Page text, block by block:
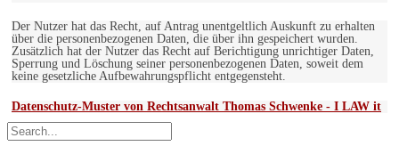
Der Nutzer hat das Recht, auf Antrag unentgeltlich Auskunft zu erhalten
über die personenbezogenen Daten, die über ihn gespeichert wurden.
Zusätzlich hat der Nutzer das Recht auf Berichtigung unrichtiger Daten,
Sperrung und Löschung seiner personenbezogenen Daten, soweit dem
keine gesetzliche Aufbewahrungspflicht entgegensteht.
Datenschutz-Muster von Rechtsanwalt Thomas Schwenke - I LAW it